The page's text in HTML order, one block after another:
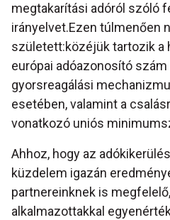
megtakarítási adóról szóló
irányelvet.Ezen túlmenően
született:közéjük tartozik a
európai adóazonosító
gyorsreagálási
esetében, valamint a
vonatkozó uniós
Ahhoz, hogy az
küzdelem igazán
partnereinknek is
alkalmazottakkal